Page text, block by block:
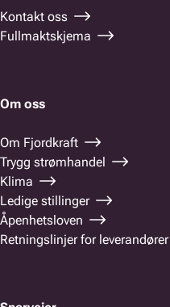
Kontakt oss
Fullmaktskjema
Om oss
Om Fjordkraft
Trygg strømhandel
Klima
Ledige stillinger
Åpenhetsloven
Retningslinjer for leverandører